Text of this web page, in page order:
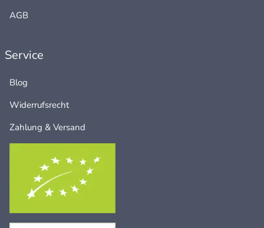
AGB
Service
Blog
Widerrufsrecht
Zahlung & Versand